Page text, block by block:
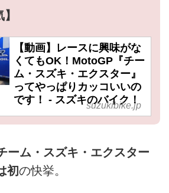
【動画】レースに興味がな
くてもOK！MotoGP『チー
ム・スズキ・エクスター』
ってやっぱりカッコいいの
です！ - スズキのバイク！
suzukibike.jp
ーム・スズキ・エクスター
初の快挙。